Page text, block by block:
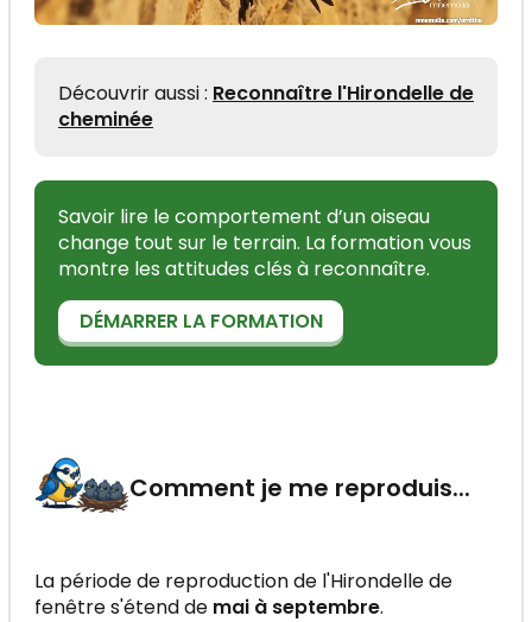
Découvrir aussi : Reconnaître l'Hirondelle de
cheminée
Savoir lire le comportement d’un oiseau
change tout sur le terrain. La formation vous
montre les attitudes clés à reconnaître.
DÉMARRER LA FORMATION
Comment je me reproduis...
La période de reproduction de l'Hirondelle de
fenêtre s'étend de mai à septembre.